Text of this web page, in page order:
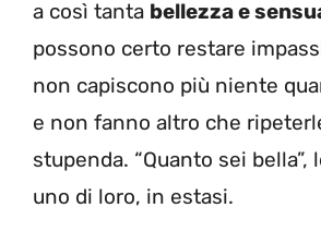
a così tanta bellezza e
possono certo restare
non capiscono più niente
e non fanno altro che
stupenda. “Quanto sei bella”,
uno di loro, in estasi.